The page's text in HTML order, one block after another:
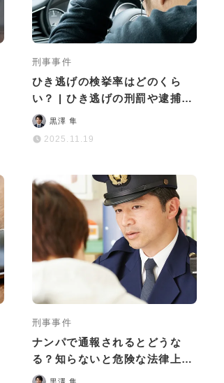
刑事事件
ひき逃げの検挙率はどのくら
い？ | ひき逃げの刑罰や逮捕前
後の流れも徹底解説
黒澤 隼
2025.11.19
刑事事件
ナンパで通報されるとどうな
る？知らないと危険な法律上の
リスクと対処法
黒澤 隼